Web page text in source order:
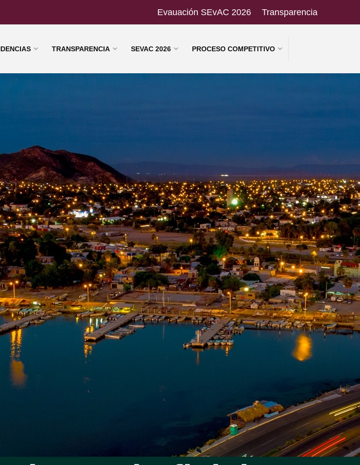
Evauación SEvAC 2026 Transparencia
TRANSPARENCIA SEVAC 2026 PROCESO COMPETITIVO